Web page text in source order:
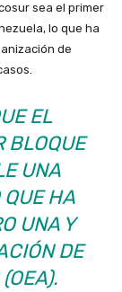
sea el primer
lo que ha
de
EL
BLOQUE
UNA
HA
UNA Y
DE